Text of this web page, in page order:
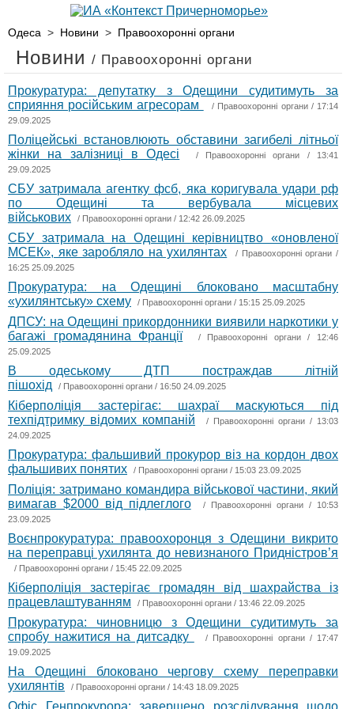
Одеса > Новини > Правоохоронні органи
Новини / Правоохоронні органи
Прокуратура: депутатку з Одещини судитимуть за
сприяння російським агресорам
/ Правоохоронні органи/ 17:14
29.09.2025
Поліцейські встановлюють обставини загибелі літньої
жінки на залізниці в Одесі
/ Правоохоронні органи / 13:41
29.09.2025
СБУ затримала агентку фсб, яка коригувала удари рф
по Одещині та вербувала місцевих
військових
/ Правоохоронні органи / 12:42 26.09.2025
СБУ затримала на Одещині керівництво «оновленої
МСЕК», яке заробляло на ухилянтах
/ Правоохоронні органи /
16:25 25.09.2025
Прокуратура: на Одещині блоковано масштабну
«ухилянтську» схему
/ Правоохоронні органи / 15:15 25.09.2025
ДПСУ: на Одещині прикордонники виявили наркотики у
багажі громадянина Франції
/ Правоохоронні органи/ 12:46
25.09.2025
В одеському ДТП постраждав літній
пішохід
/ Правоохоронні органи / 16:50 24.09.2025
Кіберполіція застерігає: шахраї маскуються під
техпідтримку відомих компаній
/ Правоохоронні органи / 13:03
24.09.2025
Прокуратура: фальшивий прокурор віз на кордон двох
фальшивих понятих
/ Правоохоронні органи / 15:03 23.09.2025
Поліція: затримано командира військової частини, який
вимагав $2000 від підлеглого
/ Правоохоронні органи / 10:53
23.09.2025
Воєнпрокуратура: правоохоронця з Одещини викрито
на переправці ухилянта до невизнаного Придністровʼя
/ Правоохоронні органи / 15:45 22.09.2025
Кіберполіція застерігає громадян від шахрайства із
працевлаштуванням
/ Правоохоронні органи / 13:46 22.09.2025
Прокуратура: чиновницю з Одещини судитимуть за
спробу нажитися на дитсадку
/ Правоохоронні органи/ 17:47
19.09.2025
На Одещині блоковано чергову схему переправки
ухилянтів
/ Правоохоронні органи / 14:43 18.09.2025
Офіс Генпрокурора: завершено розслідування щодо